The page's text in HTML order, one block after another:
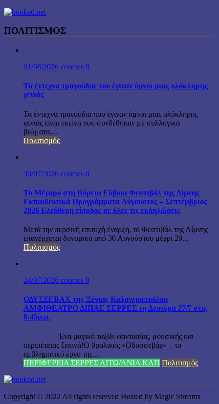
ΠΟΛΙΤΙΣΜΟΣ
01/08/2026 cosmos 0
Τα έντεχνα τραγούδια που έγιναν ύμνοι μιας ολόκληρης
γενιάς
Τα έντεχνα τραγούδια που έγιναν ύμνοι μιας ολόκληρης
γενιάς είναι εκείνα που συνδέθηκαν με συλλογικά
βιώματα,...
Πολιτισμός
30/07/2026 cosmos 0
Το Μέγαρο στη Βόρεια Εύβοια Φεστιβάλ της Λίμνης
Εκπαιδευτικά Προγράμματα Αύγουστος – Σεπτέμβριος
2026 Ελεύθερη είσοδος σε όλες τις εκδηλώσεις
Μετά την περσινή επιτυχή έναρξη, το Φεστιβάλ της Λίμνης
επανέρχεται δυναμικά από 30 Αυγούστου μέχρι 20...
Πολιτισμός
24/07/2026 cosmos 0
ΟΔΥΣΣΕΒΑΧ της Ξένιας Καλογεροπούλου
ΑΜΦΙΘΕΑΤΡΟ ΔΙΠΑΕ ΣΕΡΡΕΣ τη Δευτέρα 27/7 στις
8:45μ.μ.
Ένα μαγικό ταξίδι φαντασίας, μουσικής και
περιπέτειας ξεκινά!Ο θρυλικός «Οδυσσεβάχ» – το
εμβληματικό έργο της...
ΠΕΡΙΦΕΡΕΙΑ ΣΕΡΡΕΣ ΑΙΤΩ/ΛΝΙΑ ΚΛΠ Πολιτισμός
Copyright © 2022 All rights reserved Hosted by Magic Streams